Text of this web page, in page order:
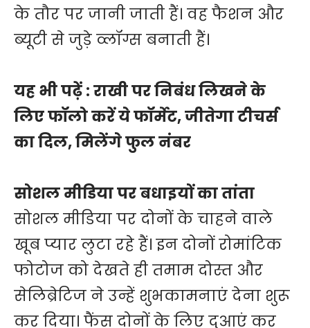
के तौर पर जानी जाती हैं। वह फैशन और
ब्यूटी से जुड़े व्लॉग्स बनाती हैं।
यह भी पढ़ें :राखी पर निबंध लिखने के
लिए फॉलो करें ये फॉर्मेट, जीतेगा टीचर्स
का दिल, मिलेंगे फुल नंबर
सोशल मीडिया पर बधाइयों का तांता
सोशल मीडिया पर दोनों के चाहने वाले
खूब प्यार लुटा रहे हैं। इन दोनों रोमांटिक
फोटोज को देखते ही तमाम दोस्त और
सेलिब्रेटिज ने उन्हें शुभकामनाएं देना शुरू
कर दिया। फैंस दोनों के लिए दुआएं कर